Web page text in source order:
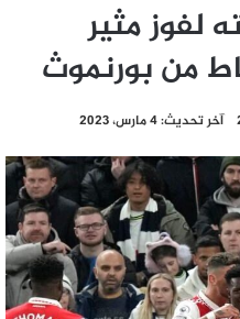
لفوز مثير
من بورنموث
آخر تحديث: 4 مارس، 2023